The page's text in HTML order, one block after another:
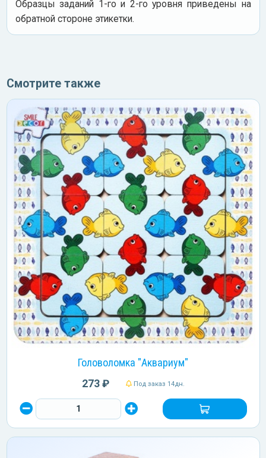
Образцы заданий 1-го и 2-го уровня приведены на
обратной стороне этикетки.
Смотрите также
Головоломка "Аквариум"
273 ₽ Под заказ 14дн.